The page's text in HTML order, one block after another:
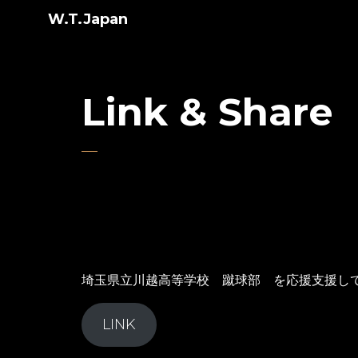
W.T.Japan
Link & Share
埼玉県立川越高等学校 蹴球部 を応援支援して
LINK